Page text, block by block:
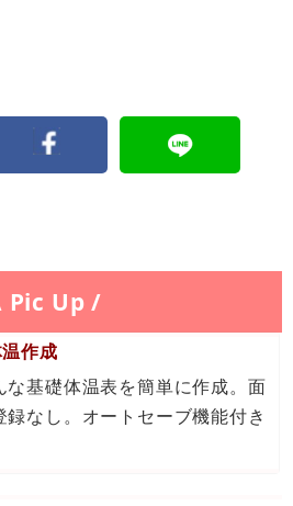
Pic Up /
作成
基礎体温表を簡単に作成。面
録なし。オートセーブ機能付き